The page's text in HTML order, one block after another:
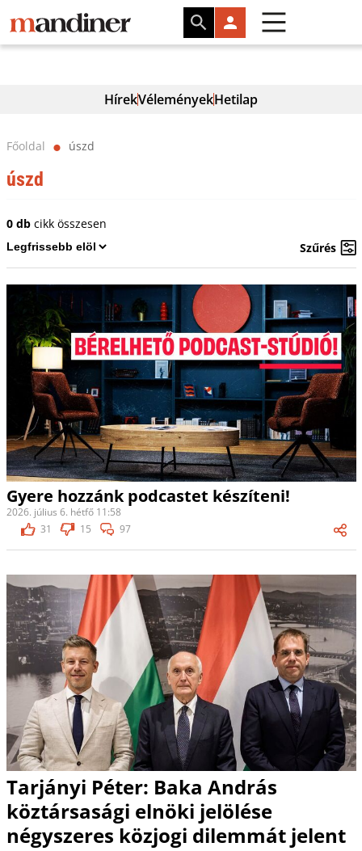
HírekVéleményekHetilap
Főoldal ⬤ úszd
úszd
0 dbcikk összesen
Szűrés
Gyere hozzánk podcastet készíteni!
2026. július 6. hétfő 11:58
31
15 97
Tarjányi Péter: Baka András
köztársasági elnöki jelölése
négyszeres közjogi dilemmát jelent